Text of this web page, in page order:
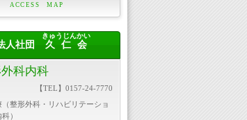
ACCESS MAP
人社団 久仁会
きゅうじんかい
科内科
【TEL】0157-24-7770
（整形外科・リハビリテーショ
）